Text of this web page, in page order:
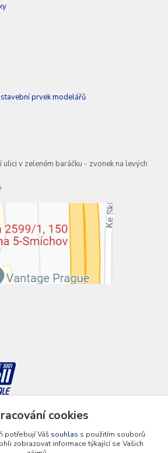
prvek modelářů
v zeleném baráčku - zvonek na levých
cookies
potřebují Váš souhlas s použitím souborů
zobrazovat informace týkající se Vašich